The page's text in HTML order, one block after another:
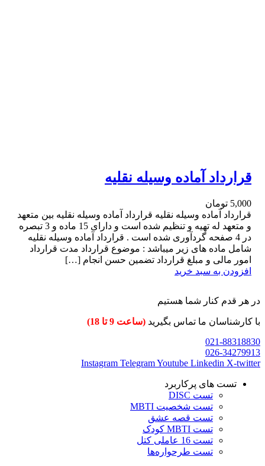
قرارداد آماده وسیله نقلیه
5,000 تومان
قرارداد آماده وسیله نقلیه قرارداد آماده وسیله نقلیه بین متعهد
و متعهد له تهیه و تنظیم شده است و دارای 15 ماده و 3 تبصره
در 4 صفحه گردآوری شده است . قرارداد آماده وسیله نقلیه
شامل ماده های زیر میباشد : موضوع قرارداد مدت قرارداد
امور مالی و مبلغ قرارداد تضمین حسن انجام […]
افزودن به سبد خرید
در هر قدم کنار شما هستیم
با کارشناسان ما تماس بگیرید (ساعت 9 تا 18)
021-88318830
026-34279913
Instagram TelegramYoutube Linkedin X-twitter
تست های پرکاربرد
تست DISC
تست شخصیت MBTI
تست قصه عشق
تست MBTI کودک
تست 16 عاملی کتل
تست طرحواره‌ها